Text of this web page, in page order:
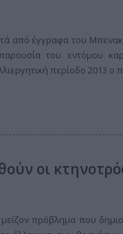
από έγγραφα του
του εντόμου
περίοδο 2013 ο
οι
πρόβλημα που